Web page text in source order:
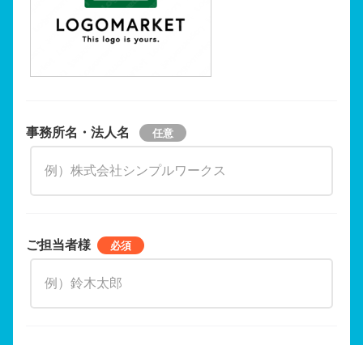
事務所名・法人名
ご担当者様